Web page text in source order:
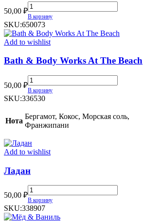
50,00 ₽
Пачули
quantity
В корзину
SKU:650073
Add to wishlist
Bath & Body Works At The Beach
50,00 ₽
Bath
&
Body
At
The
Beach
quantity
В корзину
SKU:336530
Нота
Бергамот, Кокос, Морская соль,
Франжипани
Add to wishlist
Ладан
50,00 ₽
Ладан
quantity
В корзину
SKU:338907